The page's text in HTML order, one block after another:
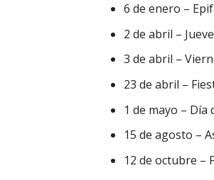
6 de enero –
2 de abril –
3 de abril –
23 de abril –
1 de mayo –
15 de agosto –
12 de octubre –